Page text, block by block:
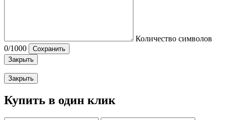
Количество символов
0/1000
Сохранить
Закрыть
Закрыть
Купить в один клик